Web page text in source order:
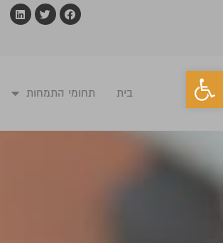
פתח סרגל נגישות
בית תחומי התמחות